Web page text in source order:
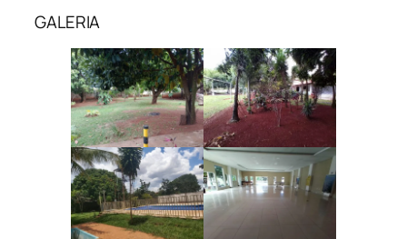
GALERIA